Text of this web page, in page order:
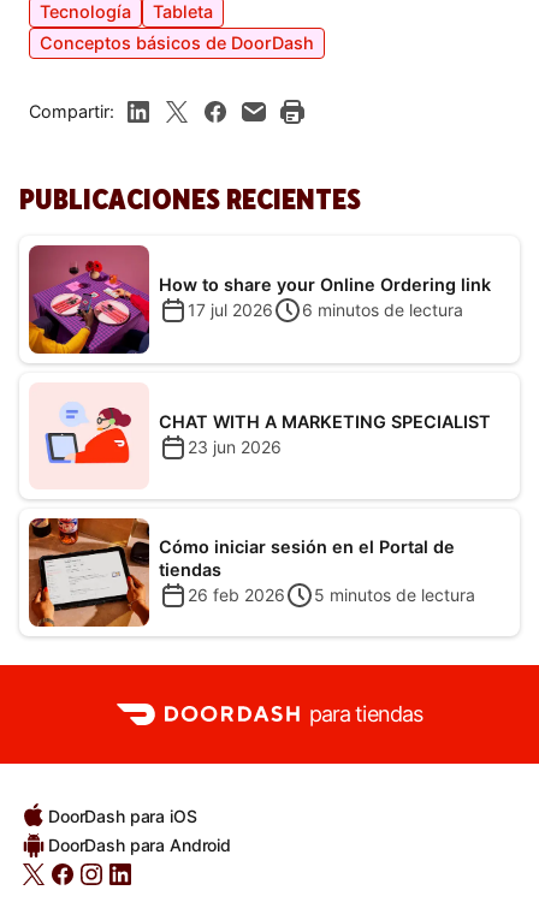
Tecnología
Tableta
Conceptos básicos de DoorDash
Compartir:
PUBLICACIONES RECIENTES
How to share your Online Ordering link
17 jul 2026
6 minutos de lectura
CHAT WITH A MARKETING SPECIALIST
23 jun 2026
Cómo iniciar sesión en el Portal de
tiendas
26 feb 2026
5 minutos de lectura
para tiendas
DoorDash para iOS
DoorDash para Android